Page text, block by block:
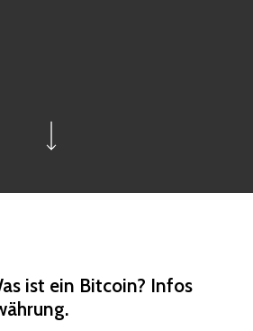
ist ein Bitcoin? Infos